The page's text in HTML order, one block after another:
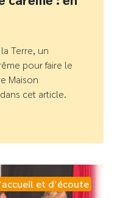
Terre, un
pour faire le
Maison
cet article.
et d’écoute